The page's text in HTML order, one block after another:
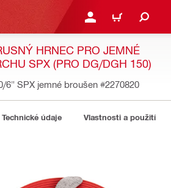
PŘIHLÁSIT NEBO
KOŠÍK
HRNEC PRO JEMNÉ
SPX (PRO DG/DGH 150)
6" SPX jemné broušen #2270820
Technické údaje Vlastnosti a použití